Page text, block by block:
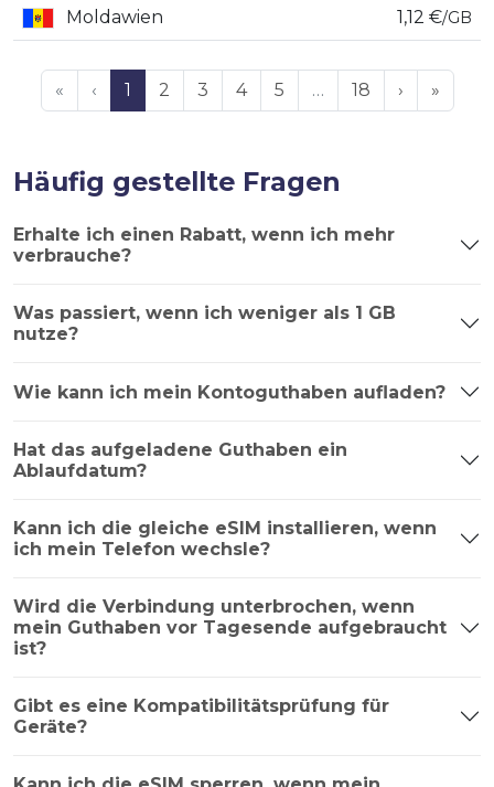
Moldawien 1,12 €/GB
« ‹ 1 2 3 4 5 … 18 › »
Häufig gestellte Fragen
Erhalte ich einen Rabatt, wenn ich mehr
verbrauche?
Was passiert, wenn ich weniger als 1 GB
nutze?
Wie kann ich mein Kontoguthaben aufladen?
Hat das aufgeladene Guthaben ein
Ablaufdatum?
Kann ich die gleiche eSIM installieren, wenn
ich mein Telefon wechsle?
Wird die Verbindung unterbrochen, wenn
mein Guthaben vor Tagesende aufgebraucht
ist?
Gibt es eine Kompatibilitätsprüfung für
Geräte?